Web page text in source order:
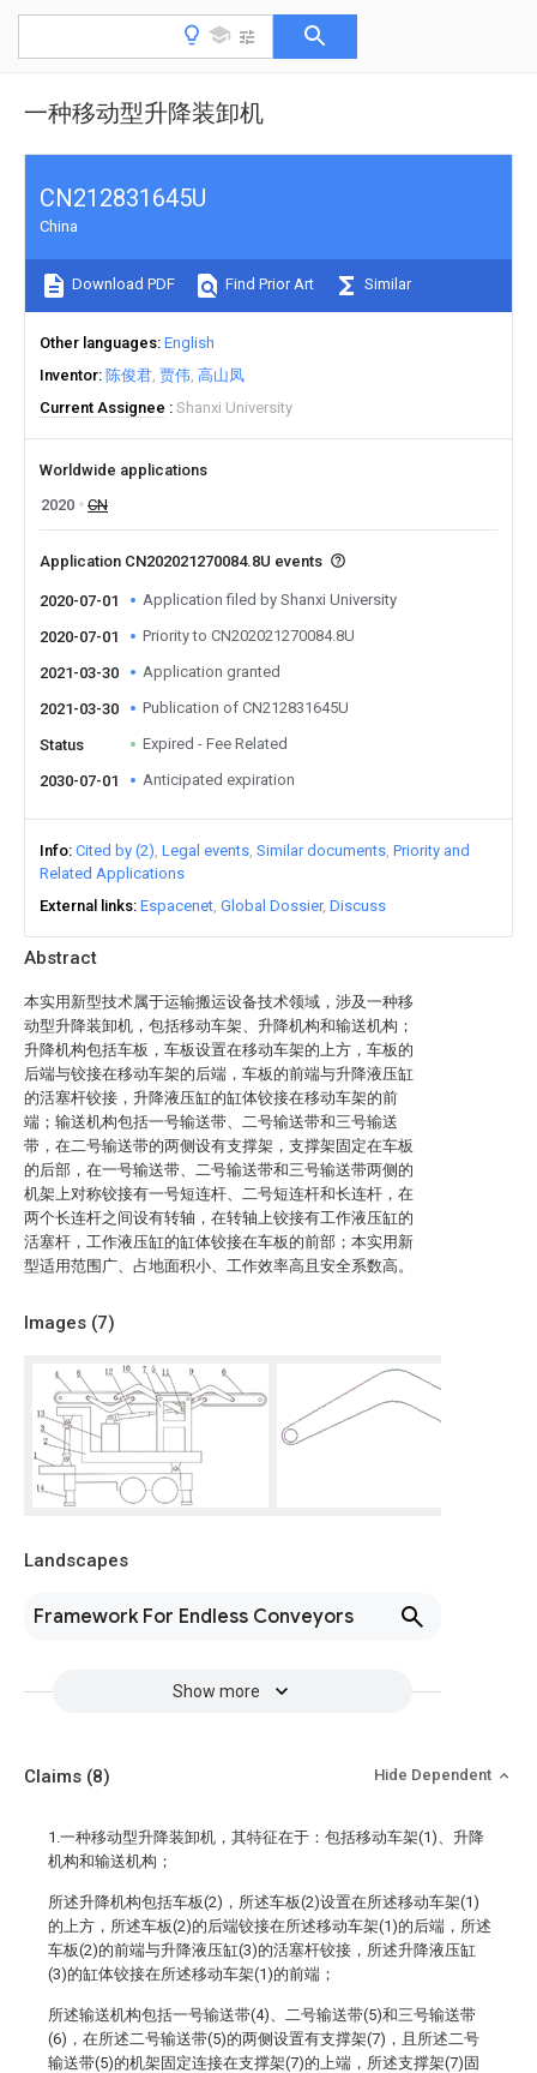
一种移动型升降装卸机
Abstract
本实用新型技术属于运输搬运设备技术领域，涉及一种移
动型升降装卸机，包括移动车架、升降机构和输送机构；
升降机构包括车板，车板设置在移动车架的上方，车板的
后端与铰接在移动车架的后端，车板的前端与升降液压缸
的活塞杆铰接，升降液压缸的缸体铰接在移动车架的前
端；输送机构包括一号输送带、二号输送带和三号输送
带，在二号输送带的两侧设有支撑架，支撑架固定在车板
的后部，在一号输送带、二号输送带和三号输送带两侧的
机架上对称铰接有一号短连杆、二号短连杆和长连杆，在
两个长连杆之间设有转轴，在转轴上铰接有工作液压缸的
活塞杆，工作液压缸的缸体铰接在车板的前部；本实用新
型适用范围广、占地面积小、工作效率高且安全系数高。
Images (7)
Landscapes
Framework For Endless Conveyors
Show more
CN212831645U
China
Download PDF Find Prior Art Similar
Other languages English
Inventor 陈俊君 贾伟 高山凤
Current Assignee
Shanxi University
Worldwide applications
2020
CN
Application CN202021270084.8U events
2020-07-01 Application filed by Shanxi University
2020-07-01 Priority to CN202021270084.8U
2021-03-30 Application granted
2021-03-30 Publication of CN212831645U
Status Expired - Fee Related
2030-07-01 Anticipated expiration
Info Cited by (2) Legal events Similar documents Priority and
Related Applications
External links Espacenet Global Dossier Discuss
Claims (8) Hide Dependent
1.一种移动型升降装卸机，其特征在于：包括移动车架(1)、升降
机构和输送机构；
所述升降机构包括车板(2)，所述车板(2)设置在所述移动车架(1)
的上方，所述车板(2)的后端铰接在所述移动车架(1)的后端，所述
车板(2)的前端与升降液压缸(3)的活塞杆铰接，所述升降液压缸
(3)的缸体铰接在所述移动车架(1)的前端；
所述输送机构包括一号输送带(4)、二号输送带(5)和三号输送带
(6)，在所述二号输送带(5)的两侧设置有支撑架(7)，且所述二号
输送带(5)的机架固定连接在支撑架(7)的上端，所述支撑架(7)固